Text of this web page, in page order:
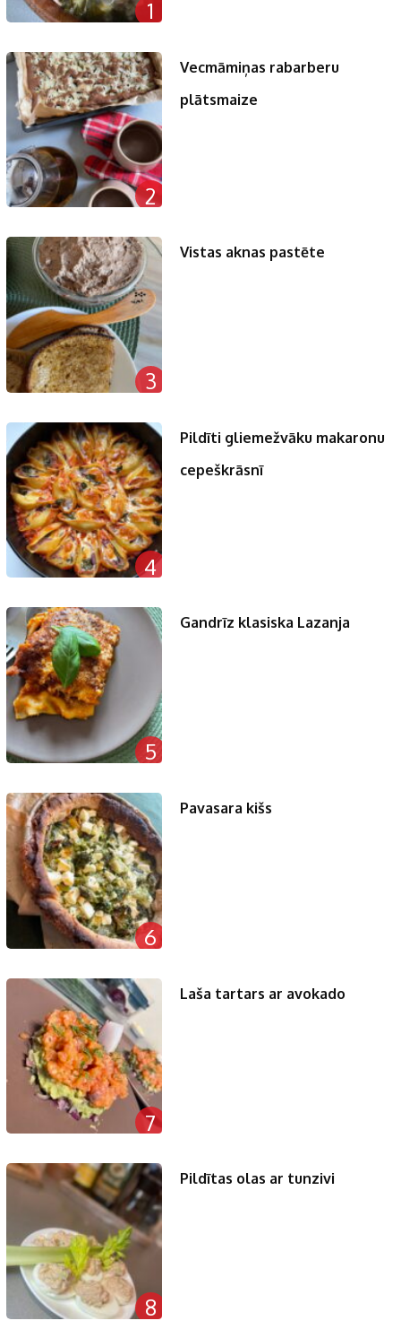
1
2
Vecmāmiņas rabarberu
plātsmaize
3
Vistas aknas pastēte
4
Pildīti gliemežvāku makaronu
cepeškrāsnī
5
Gandrīz klasiska Lazanja
6
Pavasara kišs
7
Laša tartars ar avokado
8
Pildītas olas ar tunzivi